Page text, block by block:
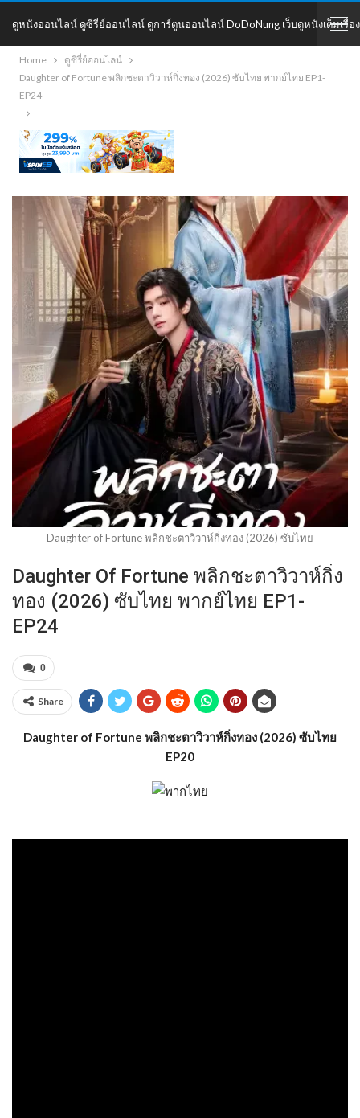
ดูหนังออนไลน์ ดูซีรี่ย์ออนไลน์ ดูการ์ตูนออนไลน์ DoDoNung เว็บดูหนังเต็มเรื่อง
DoDoNung
Home
ดูซีรี่ย์ออนไลน์
Daughter of Fortune พลิกชะตาวิวาห์กิ่งทอง (2026) ซับไทย พากย์ไทย EP1-
EP24
Daughter of Fortune พลิกชะตาวิวาห์กิ่งทอง (2026) ซับไทย
Daughter Of Fortune พลิกชะตาวิวาห์กิ่ง
ทอง (2026) ซับไทย พากย์ไทย EP1-
EP24
0
Share
Daughter of Fortune พลิกชะตาวิวาห์กิ่งทอง (2026) ซับไทย
EP20